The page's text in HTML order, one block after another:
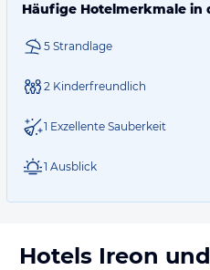
Häufige Hotelmerkmale in
5 Strandlage
2 Kinderfreundlich
1 Exzellente Sauberkeit
1 Ausblick
Hotels Ireon